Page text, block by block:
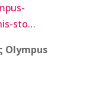
sto…
Olympus